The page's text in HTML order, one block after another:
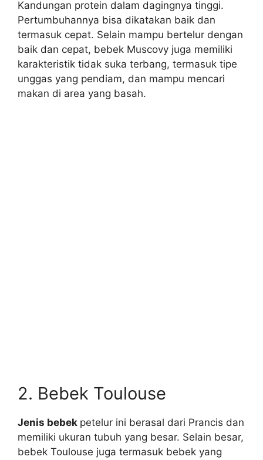
Kandungan protein dalam dagingnya tinggi.
Pertumbuhannya bisa dikatakan baik dan
termasuk cepat. Selain mampu bertelur dengan
baik dan cepat, bebek Muscovy juga memiliki
karakteristik tidak suka terbang, termasuk tipe
unggas yang pendiam, dan mampu mencari
makan di area yang basah.
2. Bebek Toulouse
Jenis bebek petelur ini berasal dari Prancis dan
memiliki ukuran tubuh yang besar. Selain besar,
bebek Toulouse juga termasuk bebek yang